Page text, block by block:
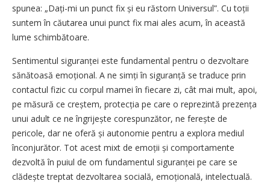
spunea: „Dați-mi un punct fix și eu răstorn Universul”. Cu toții
suntem în căutarea unui punct fix mai ales acum, în această
lume schimbătoare.
Sentimentul siguranței este fundamental pentru o dezvoltare
sănătoasă emoțional. A ne simți în siguranță se traduce prin
contactul fizic cu corpul mamei în fiecare zi, cât mai mult, apoi,
pe măsură ce creștem, protecția pe care o reprezintă prezența
unui adult ce ne îngrijește corespunzător, ne ferește de
pericole, dar ne oferă și autonomie pentru a explora mediul
înconjurător. Tot acest mixt de emoții și comportamente
dezvoltă în puiul de om fundamentul siguranței pe care se
clădește treptat dezvoltarea socială, emoțională, intelectuală.